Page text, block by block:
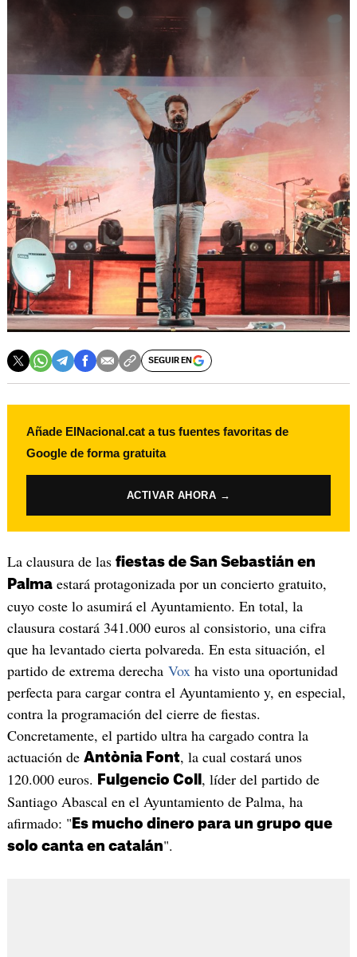
SEGUIR EN
Añade ElNacional.cat a tus fuentes favoritas de
Google de forma gratuita
ACTIVAR AHORA →
La clausura de las fiestas de San Sebastián en
Palmaestará protagonizada por un concierto gratuito,
cuyo coste lo asumirá el Ayuntamiento. En total, la
clausura costará 341.000 euros al consistorio, una cifra
que ha levantado cierta polvareda. En esta situación, el
partido de extrema derecha Voxha visto una oportunidad
perfecta para cargar contra el Ayuntamiento y, en especial,
contra la programación del cierre de fiestas.
Concretamente, el partido ultra ha cargado contra la
actuación de Antònia Font, la cual costará unos
120.000 euros.
Fulgencio Coll , líder del partido de
Santiago Abascal en el Ayuntamiento de Palma, ha
afirmado: " Es mucho dinero para un grupo que
solo canta en catalán".